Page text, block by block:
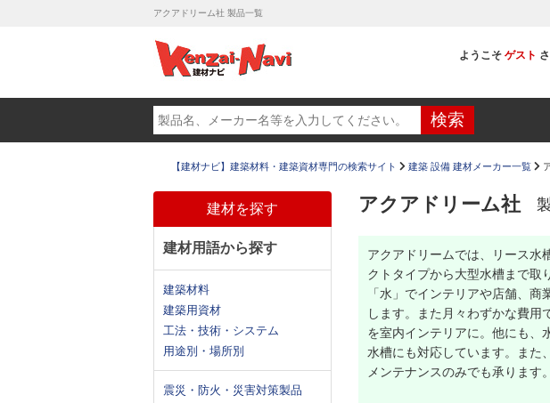
アクアドリーム社 製品一覧
ようこそ ゲスト
【建材ナビ】建築材料・建築資材専門の検索サイト 建築 設備 建材メーカー一覧
建材を探す
建材用語から探す
建築材料
建築用資材
工法・技術・システム
用途別・場所別
震災・防火・災害対策製品
アクアドリーム社
アクアドリームでは、リース水
クトタイプから大型水槽まで取
「水」でインテリアや店舗、
します。また月々わずかな費用
を室内インテリアに。他にも、
水槽にも対応しています。また
メンテナンスのみでも承ります